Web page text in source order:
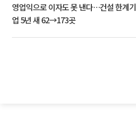
영업익으로 이자도 못 낸다…건설 한계기
업 5년 새 62→173곳